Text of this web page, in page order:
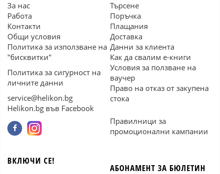
За нас
Работа
Контакти
Общи условия
Политика за използване на
"бисквитки"
Политика за сигурност на
личните данни
service@helikon.bg
Helikon.bg във Facebook
Търсене
Поръчка
Плащания
Доставка
Данни за клиента
Как да свалим е-книги
Условия за ползване на
ваучер
Право на отказ от закупена
стока
Правилници за
промоционални кампании
ВКЛЮЧИ СЕ!
АБОНАМЕНТ ЗА БЮЛЕТИН